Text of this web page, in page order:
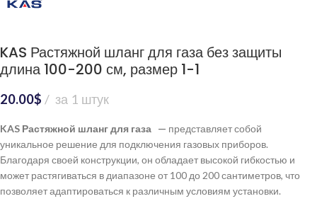
KAS Растяжной шланг для газа без защиты
длина 100-200 см, размер 1-1
20.00$ за 1 штук
KAS Растяжной шланг для газа — представляет собой
уникальное решение для подключения газовых приборов.
Благодаря своей конструкции, он обладает высокой гибкостью и
может растягиваться в диапазоне от 100 до 200 сантиметров, что
позволяет адаптироваться к различным условиям установки.